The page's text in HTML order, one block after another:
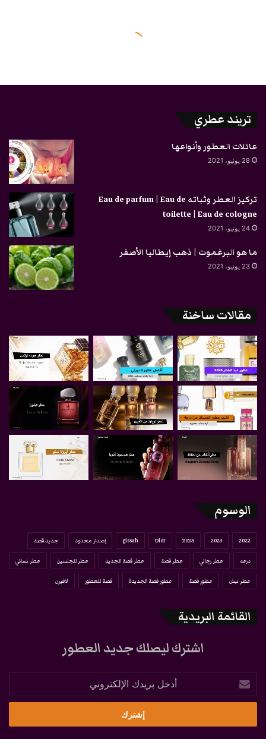
تريند عطري
عائلات العطور وأنواعها
28 يونيو، 2021
تركيز العطر وثباته Eau de parfum | Eau de
toilette | Eau de cologne
24 يونيو، 2021
ما هو البرغموت | ذهب إيطاليا الأصفر
23 يونيو، 2021
مقالات ساخنة
الوسوم
2022
2023
2025
Dior
gissah إصدار محدود جديد قصة
درعه عطر رجالي عطر قصة عطر قصة الجديد عطر للجنسين عطر نسائي
عطر نيش عطور قصة عطور قصة الجديدة قصة للعطور لافيرن
القائمة البريدية
اشترك ليصلك جديد العطور
بريدك
الإلكتروني